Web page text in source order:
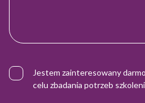
Jestem zainteresowany
celu zbadania potrzeb